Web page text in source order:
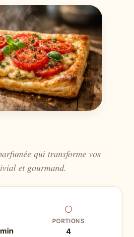
qui transforme vos
et gourmand.
⚪
PORTIONS
4